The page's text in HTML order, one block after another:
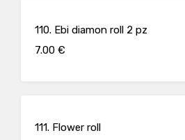
110. Ebi diamon roll 2 pz
7.00 €
111. Flower roll